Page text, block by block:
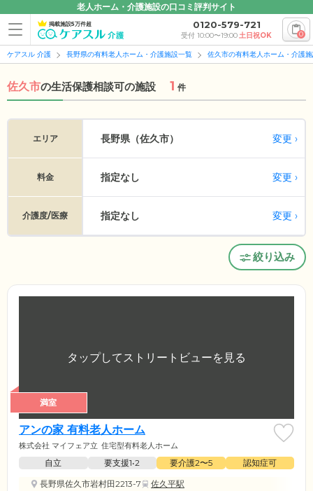
老人ホーム・介護施設の口コミ評判サイト
掲載施設5万件超 0120-579-721
受付 10:00〜19:00土日祝OK 0
ケアスル 介護 長野県の有料老人ホーム・介護施設一覧 佐久市の有料老人ホーム・介護
佐久市の生活保護相談可の施設 1 件
エリア 長野県（佐久市） 変更
料金 指定なし 変更
介護度/医療 指定なし 変更
絞り込み
満室
アンの家 有料老人ホーム
株式会社 マイフェア立 住宅型有料老人ホーム
自立 要支援1•2 要介護2〜5
認知症可
長野県佐久市岩村田2213-7
佐久平駅